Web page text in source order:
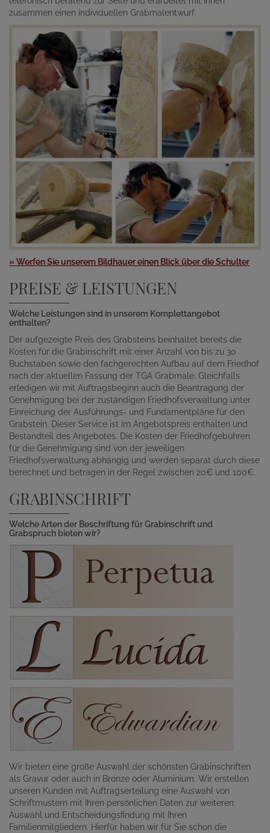
zusammen einen individuellen Grabmalentwurf.
» Werfen Sie unserem Bildhauer einen Blick über die Schulter
PREISE & LEISTUNGEN
Welche Leistungen sind in unserem Komplettangebot
enthalten?
Der aufgezeigte Preis des Grabsteins beinhaltet bereits die
Kosten für die Grabinschrift mit einer Anzahl von bis zu 30
Buchstaben sowie den fachgerechten Aufbau auf dem Friedhof
nach der aktuellen Fassung der TGA Grabmale. Gleichfalls
erledigen wir mit Auftragsbeginn auch die Beantragung der
Genehmigung bei der zuständigen Friedhofsverwaltung unter
Einreichung der Ausführungs- und Fundamentpläne für den
Grabstein. Dieser Service ist im Angebotspreis enthalten und
Bestandteil des Angebotes. Die Kosten der Friedhofgebühren
für die Genehmigung sind von der jeweiligen
Friedhofsverwaltung abhängig und werden separat durch diese
berechnet und betragen in der Regel zwischen 20€ und 100€.
GRABINSCHRIFT
Welche Arten der Beschriftung für Grabinschrift und
Grabspruch bieten wir?
Wir bieten eine große Auswahl der schönsten Grabinschriften
als Gravur oder auch in Bronze oder Aluminium. Wir erstellen
unseren Kunden mit Auftragserteilung eine Auswahl von
Schriftmustern mit Ihren persönlichen Daten zur weiteren
Auswahl und Entscheidungsfindung mit Ihren
Familienmitgliedern. Hierfür haben wir für Sie schon die